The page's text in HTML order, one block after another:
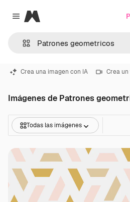
Close menu
Magnific
Crea una imagen con IA Crea
Imágenes de Patrones
Todas las imágenes